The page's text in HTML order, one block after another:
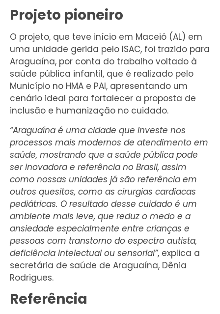
Projeto pioneiro
O projeto, que teve início em Maceió (AL) em
uma unidade gerida pelo ISAC, foi trazido para
Araguaína, por conta do trabalho voltado à
saúde pública infantil, que é realizado pelo
Município no HMA e PAI, apresentando um
cenário ideal para fortalecer a proposta de
inclusão e humanização no cuidado.
“Araguaína é uma cidade que investe nos
processos mais modernos de atendimento em
saúde, mostrando que a saúde pública pode
ser inovadora e referência no Brasil, assim
como nossas unidades já são referência em
outros quesitos, como as cirurgias cardíacas
pediátricas. O resultado desse cuidado é um
ambiente mais leve, que reduz o medo e a
ansiedade especialmente entre crianças e
pessoas com transtorno do espectro autista,
deficiência intelectual ou sensorial”, explica a
secretária de saúde de Araguaína, Dênia
Rodrigues.
Referência